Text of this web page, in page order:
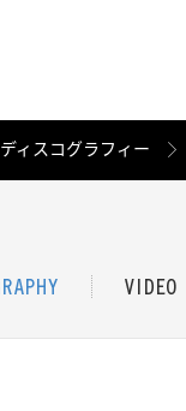
ディスコグラフィー